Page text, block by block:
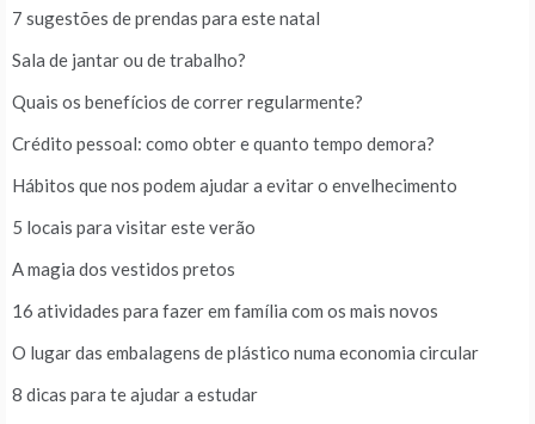
7 sugestões de prendas para este natal
Sala de jantar ou de trabalho?
Quais os benefícios de correr regularmente?
Crédito pessoal: como obter e quanto tempo demora?
Hábitos que nos podem ajudar a evitar o envelhecimento
5 locais para visitar este verão
A magia dos vestidos pretos
16 atividades para fazer em família com os mais novos
O lugar das embalagens de plástico numa economia circular
8 dicas para te ajudar a estudar